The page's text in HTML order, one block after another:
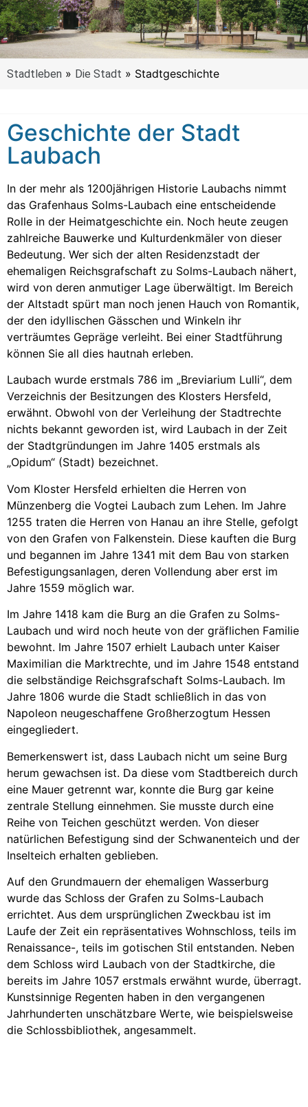
Stadtleben » Die Stadt » Stadtgeschichte
Geschichte der Stadt
Laubach
In der mehr als 1200jährigen Historie Laubachs nimmt
das Grafenhaus Solms-Laubach eine entscheidende
Rolle in der Heimatgeschichte ein. Noch heute zeugen
zahlreiche Bauwerke und Kulturdenkmäler von dieser
Bedeutung. Wer sich der alten Residenzstadt der
ehemaligen Reichsgrafschaft zu Solms-Laubach nähert,
wird von deren anmutiger Lage überwältigt. Im Bereich
der Altstadt spürt man noch jenen Hauch von Romantik,
der den idyllischen Gässchen und Winkeln ihr
verträumtes Gepräge verleiht. Bei einer Stadtführung
können Sie all dies hautnah erleben.
Laubach wurde erstmals 786 im „Breviarium Lulli“, dem
Verzeichnis der Besitzungen des Klosters Hersfeld,
erwähnt. Obwohl von der Verleihung der Stadtrechte
nichts bekannt geworden ist, wird Laubach in der Zeit
der Stadtgründungen im Jahre 1405 erstmals als
„Opidum“ (Stadt) bezeichnet.
Vom Kloster Hersfeld erhielten die Herren von
Münzenberg die Vogtei Laubach zum Lehen. Im Jahre
1255 traten die Herren von Hanau an ihre Stelle, gefolgt
von den Grafen von Falkenstein. Diese kauften die Burg
und begannen im Jahre 1341 mit dem Bau von starken
Befestigungsanlagen, deren Vollendung aber erst im
Jahre 1559 möglich war.
Im Jahre 1418 kam die Burg an die Grafen zu Solms-
Laubach und wird noch heute von der gräflichen Familie
bewohnt. Im Jahre 1507 erhielt Laubach unter Kaiser
Maximilian die Marktrechte, und im Jahre 1548 entstand
die selbständige Reichsgrafschaft Solms-Laubach. Im
Jahre 1806 wurde die Stadt schließlich in das von
Napoleon neugeschaffene Großherzogtum Hessen
eingegliedert.
Bemerkenswert ist, dass Laubach nicht um seine Burg
herum gewachsen ist. Da diese vom Stadtbereich durch
eine Mauer getrennt war, konnte die Burg gar keine
zentrale Stellung einnehmen. Sie musste durch eine
Reihe von Teichen geschützt werden. Von dieser
natürlichen Befestigung sind der Schwanenteich und der
Inselteich erhalten geblieben.
Auf den Grundmauern der ehemaligen Wasserburg
wurde das Schloss der Grafen zu Solms-Laubach
errichtet. Aus dem ursprünglichen Zweckbau ist im
Laufe der Zeit ein repräsentatives Wohnschloss, teils im
Renaissance-, teils im gotischen Stil entstanden. Neben
dem Schloss wird Laubach von der Stadtkirche, die
bereits im Jahre 1057 erstmals erwähnt wurde, überragt.
Kunstsinnige Regenten haben in den vergangenen
Jahrhunderten unschätzbare Werte, wie beispielsweise
die Schlossbibliothek, angesammelt.